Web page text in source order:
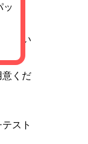
ッ
さい
意くだ
スト